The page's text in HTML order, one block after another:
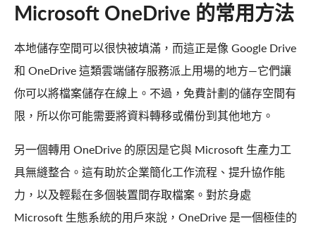
Microsoft OneDrive 的常用方法
本地儲存空間可以很快被填滿，而這正是像 Google Drive
和 OneDrive 這類雲端儲存服務派上用場的地方—它們讓
你可以將檔案儲存在線上。不過，免費計劃的儲存空間有
限，所以你可能需要將資料轉移或備份到其他地方。
另一個轉用 OneDrive 的原因是它與 Microsoft 生產力工
具無縫整合。這有助於企業簡化工作流程、提升協作能
力，以及輕鬆在多個裝置間存取檔案。對於身處
Microsoft 生態系統的用戶來說，OneDrive 是一個極佳的